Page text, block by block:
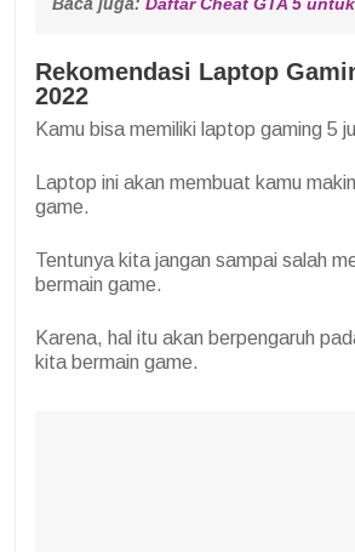
Rekomendasi Laptop
2022
Kamu bisa memiliki laptop gaming 5
Laptop ini akan membuat kamu
game.
Tentunya kita jangan sampai salah
bermain game.
Karena, hal itu akan berpengaruh
kita bermain game.